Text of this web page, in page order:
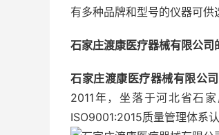
有多种品牌和型号的仪器可供
石家庄渡康医疗器械有限公司
石家庄渡康医疗器械有限公司
2011年，坐落于河北省石
ISO9001:2015质量管理体系